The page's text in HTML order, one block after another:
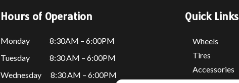
Hours of Operation
Monday 8:30AM – 6:00PM
Tuesday 8:30 AM – 6:00PM
Wednesday 8:30 AM – 6:00PM
Quick Links
Wheels
Tires
Accessories